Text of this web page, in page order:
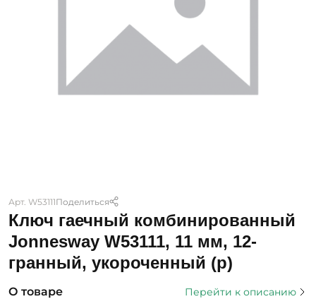
Арт. W53111Поделиться
Ключ гаечный комбинированный
Jonnesway W53111, 11 мм, 12-
гранный, укороченный (р)
О товаре
Перейти к описанию